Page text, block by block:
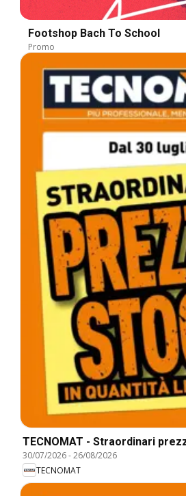
Footshop Bach To School
Promo
TECNOMAT - Straordinari
30/07/2026-26/08/2026
TECNOMAT